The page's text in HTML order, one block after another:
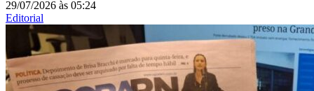
29/07/2026 às 05:24
Editorial